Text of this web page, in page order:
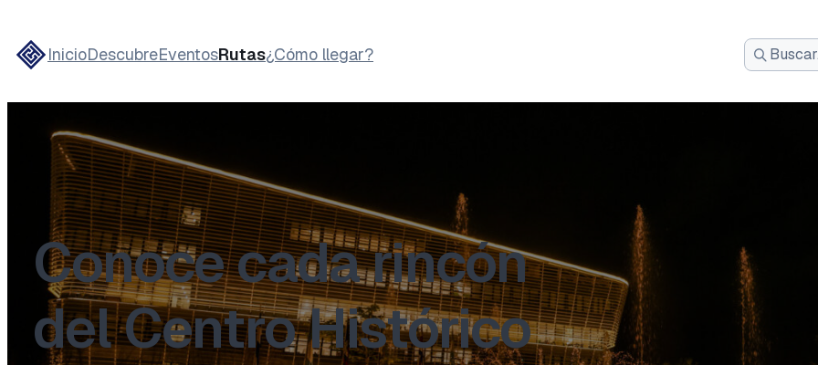
InicioDescubreEventosRutas¿Cómo llegar?
Conoce cada rincón
del Centro Histórico